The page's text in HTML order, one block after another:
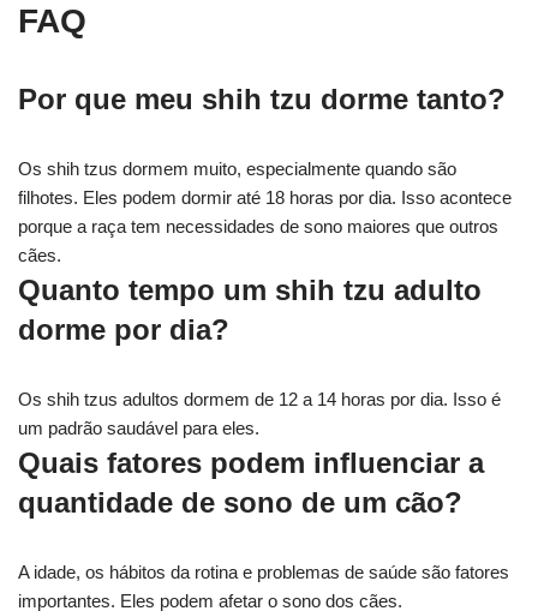
FAQ
Por que meu shih tzu dorme tanto?
Os shih tzus dormem muito, especialmente quando são
filhotes. Eles podem dormir até 18 horas por dia. Isso acontece
porque a raça tem necessidades de sono maiores que outros
cães.
Quanto tempo um shih tzu adulto
dorme por dia?
Os shih tzus adultos dormem de 12 a 14 horas por dia. Isso é
um padrão saudável para eles.
Quais fatores podem influenciar a
quantidade de sono de um cão?
A idade, os hábitos da rotina e problemas de saúde são fatores
importantes. Eles podem afetar o sono dos cães.